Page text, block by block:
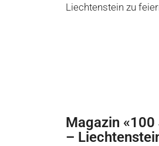
Liechtenstein zu
Magazin
–